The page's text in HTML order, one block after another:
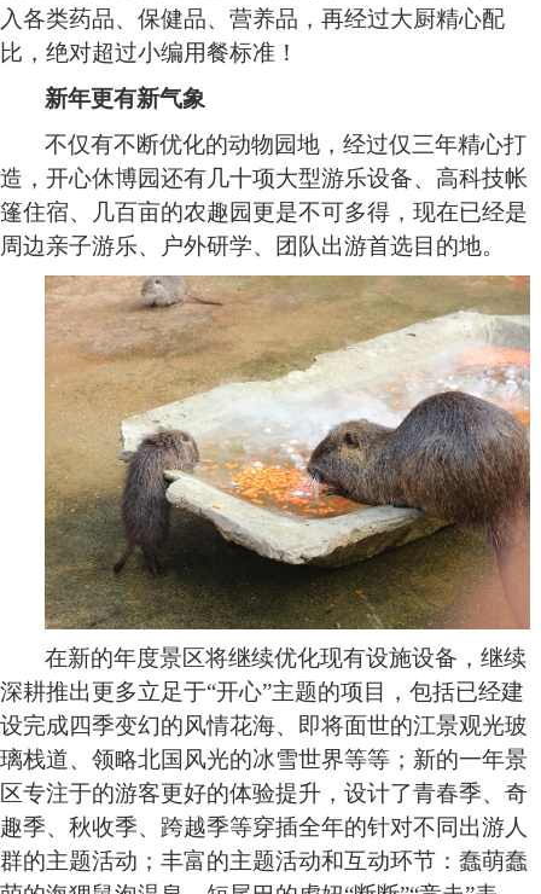
入各类药品、保健品、营养品，再经过大厨精心配
比，绝对超过小编用餐标准！
新年更有新气象
不仅有不断优化的动物园地，经过仅三年精心打
造，开心休博园还有几十项大型游乐设备、高科技帐
篷住宿、几百亩的农趣园更是不可多得，现在已经是
周边亲子游乐、户外研学、团队出游首选目的地。
在新的年度景区将继续优化现有设施设备，继续
深耕推出更多立足于“开心”主题的项目，包括已经建
设完成四季变幻的风情花海、即将面世的江景观光玻
璃栈道、领略北国风光的冰雪世界等等；新的一年景
区专注于的游客更好的体验提升，设计了青春季、奇
趣季、秋收季、跨越季等穿插全年的针对不同出游人
群的主题活动；丰富的主题活动和互动环节：蠢萌蠢